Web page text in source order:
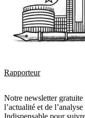
Rapporteur
Notre newsletter
l’actualité et de
Indispensable pour